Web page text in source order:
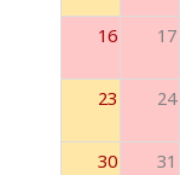
16 17
23 24
30 31